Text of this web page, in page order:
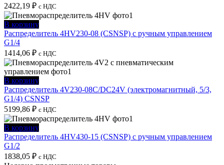
2422,19 ₽ с НДС
В корзину
Распределитель 4HV230-08 (CSNSP) с ручным управлением
G1/4
1414,06 ₽ с НДС
В корзину
Распределитель 4V230-08C/DC24V (электромагнитный, 5/3,
G1/4) CSNSP
5199,86 ₽ с НДС
В корзину
Распределитель 4HV430-15 (CSNSP) с ручным управлением
G1/2
1838,05 ₽ с НДС